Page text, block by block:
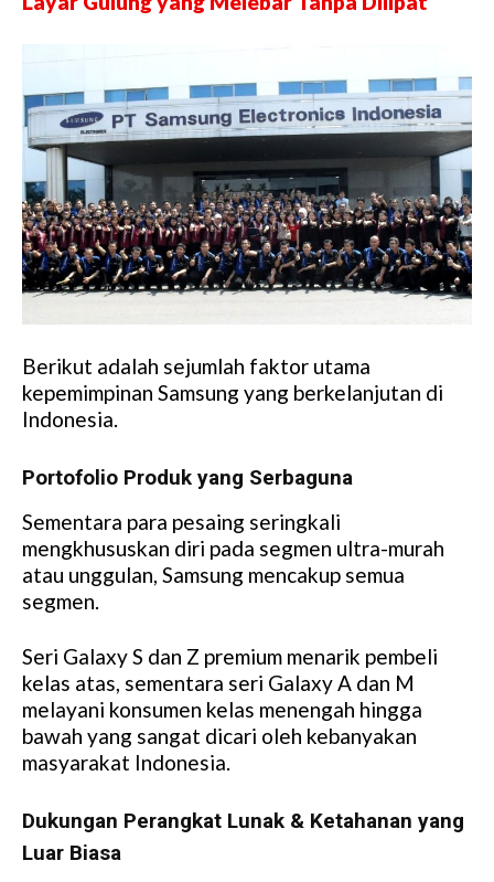
Berikut adalah sejumlah faktor utama
kepemimpinan Samsung yang berkelanjutan di
Indonesia.
Portofolio Produk yang Serbaguna
Sementara para pesaing seringkali
mengkhususkan diri pada segmen ultra-murah
atau unggulan, Samsung mencakup semua
segmen.
Seri Galaxy S dan Z premium menarik pembeli
kelas atas, sementara seri Galaxy A dan M
melayani konsumen kelas menengah hingga
bawah yang sangat dicari oleh kebanyakan
masyarakat Indonesia.
Dukungan Perangkat Lunak & Ketahanan yang
Luar Biasa